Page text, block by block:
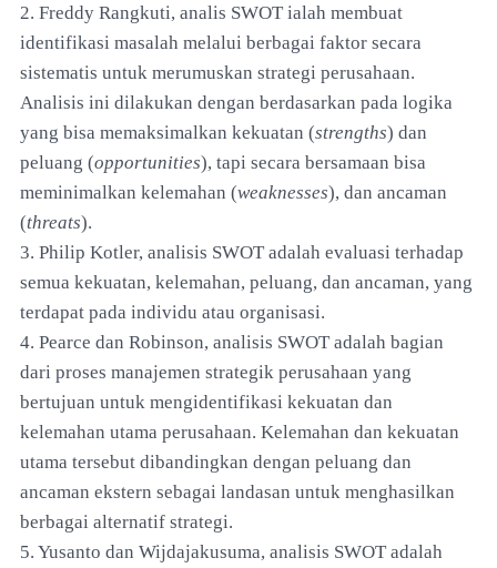
2. Freddy Rangkuti, analis SWOT ialah membuat
identifikasi masalah melalui berbagai faktor secara
sistematis untuk merumuskan strategi perusahaan.
Analisis ini dilakukan dengan berdasarkan pada logika
yang bisa memaksimalkan kekuatan (strengths) dan
peluang (opportunities), tapi secara bersamaan bisa
meminimalkan kelemahan (weaknesses), dan ancaman
(threats).
3. Philip Kotler, analisis SWOT adalah evaluasi terhadap
semua kekuatan, kelemahan, peluang, dan ancaman, yang
terdapat pada individu atau organisasi.
4. Pearce dan Robinson, analisis SWOT adalah bagian
dari proses manajemen strategik perusahaan yang
bertujuan untuk mengidentifikasi kekuatan dan
kelemahan utama perusahaan. Kelemahan dan kekuatan
utama tersebut dibandingkan dengan peluang dan
ancaman ekstern sebagai landasan untuk menghasilkan
berbagai alternatif strategi.
5. Yusanto dan Wijdajakusuma, analisis SWOT adalah